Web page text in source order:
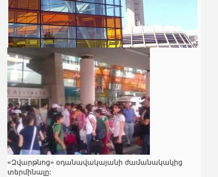
«Զվարթնոց» օդանավակայանի ժամանակակից
տերմինալը: